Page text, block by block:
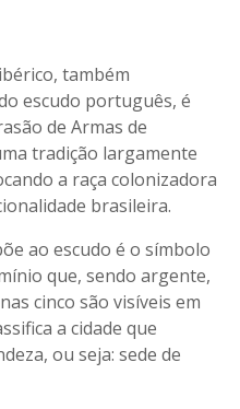
também
escudo português, é
de Armas de
tradição largamente
a raça colonizadora
brasileira.
ao escudo é o símbolo
que, sendo argente,
cinco são visíveis em
a cidade que
ou seja: sede de